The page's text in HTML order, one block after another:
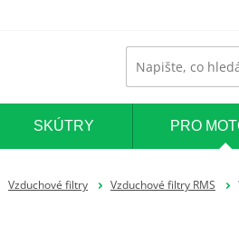
SKÚTRY PRO
Vzduchové filtry Vzduchové filtry RMS